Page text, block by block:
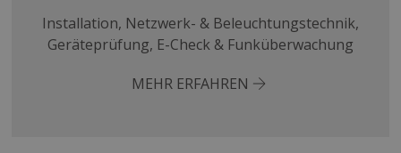
Installation, Netzwerk- & Beleuchtungstechnik,
Geräteprüfung, E-Check & Funküberwachung
MEHR ERFAHREN